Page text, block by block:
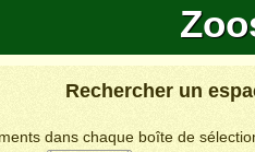
Rechercher un
dans chaque boîte de